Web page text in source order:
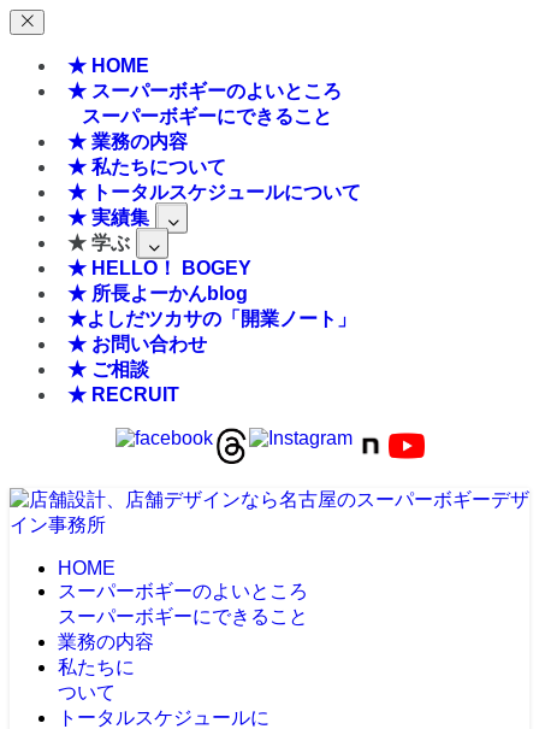
★ HOME
★ スーパーボギーのよいところ
スーパーボギーにできること
★ 業務の内容
★ 私たちについて
★ トータルスケジュールについて
★ 実績集
★ 学ぶ
★ HELLO！ BOGEY
★ 所長よーかんblog
★よしだツカサの「開業ノート」
★ お問い合わせ
★ ご相談
★ RECRUIT
HOME
スーパーボギーのよいところ
スーパーボギーにできること
業務の内容
私たちに
ついて
トータルスケジュールに